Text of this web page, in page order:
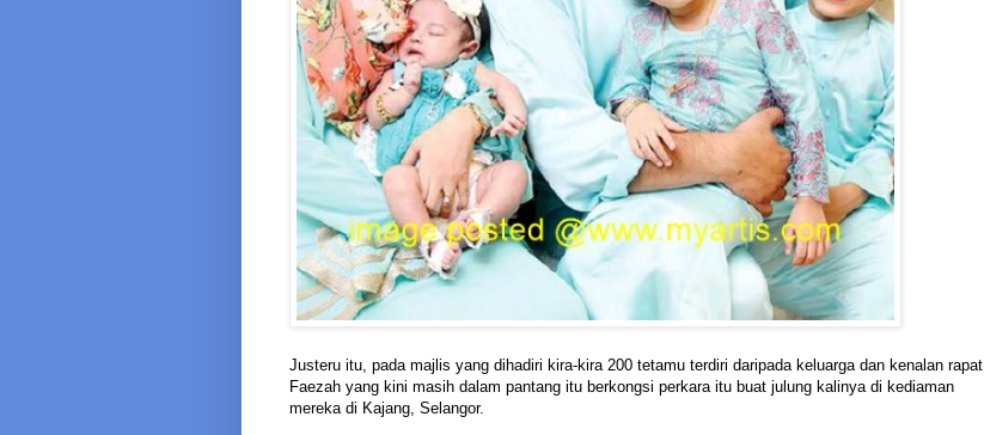
Justeru itu, pada majlis yang dihadiri kira-kira 200 tetamu terdiri daripada keluarga dan kenalan rapat,
Faezah yang kini masih dalam pantang itu berkongsi perkara itu buat julung kalinya di kediaman
mereka di Kajang, Selangor.